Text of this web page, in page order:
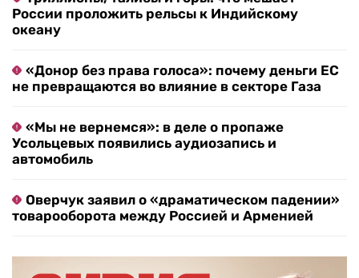
России проложить рельсы к Индийскому
океану
«Донор без права голоса»: почему деньги ЕС
не превращаются во влияние в секторе Газа
«Мы не вернемся»: в деле о пропаже
Усольцевых появились аудиозапись и
автомобиль
Оверчук заявил о «драматическом падении»
товарооборота между Россией и Арменией